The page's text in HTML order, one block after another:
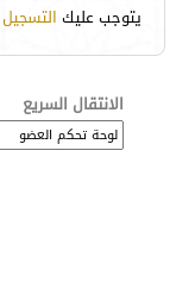
يتوجب عليك التسجيل
الانتقال السريع